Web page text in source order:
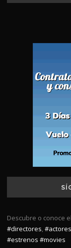
Descubre o conoce
#directores,#actores
#estrenos #movies